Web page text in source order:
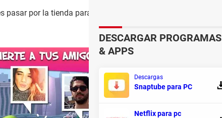
pasar por la tienda para comprar
DESCARGAR PROGRAMAS
& APPS
Descargas
Snaptube para PC
Netflix para pc